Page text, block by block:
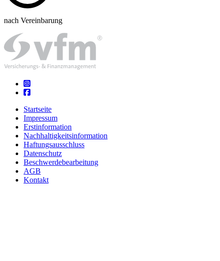
nach Vereinbarung
Startseite
Impressum
Erstinformation
Nachhaltigkeitsinformation
Haftungsausschluss
Datenschutz
Beschwerdebearbeitung
AGB
Kontakt